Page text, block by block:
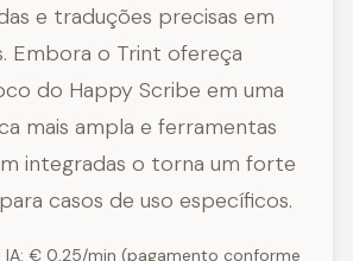
e traduções precisas em
Embora o Trint ofereça
do Happy Scribe em uma
mais ampla e ferramentas
integradas o torna um forte
casos de uso específicos.
IA: € 0,25/min (pagamento conforme